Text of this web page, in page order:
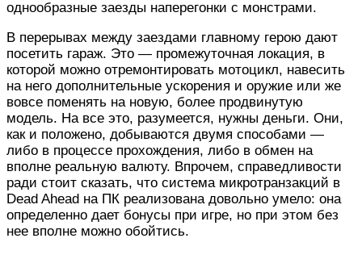
однообразные заезды наперегонки с монстрами.
В перерывах между заездами главному герою дают
посетить гараж. Это — промежуточная локация, в
которой можно отремонтировать мотоцикл, навесить
на него дополнительные ускорения и оружие или же
вовсе поменять на новую, более продвинутую
модель. На все это, разумеется, нужны деньги. Они,
как и положено, добываются двумя способами —
либо в процессе прохождения, либо в обмен на
вполне реальную валюту. Впрочем, справедливости
ради стоит сказать, что система микротранзакций в
Dead Ahead на ПК реализована довольно умело: она
определенно дает бонусы при игре, но при этом без
нее вполне можно обойтись.